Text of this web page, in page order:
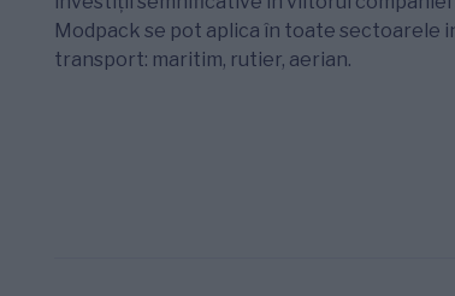
Modpack se pot aplica în toate
transport: maritim, rutier, aerian.